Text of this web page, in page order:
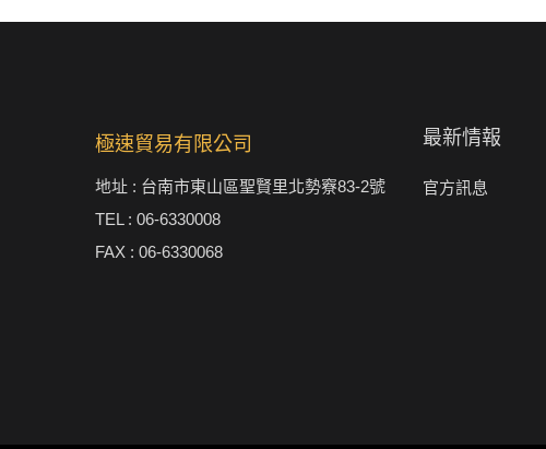
極速貿易有限公司
地址 : 台南市東山區聖賢里北勢竂83-2號
TEL : 06-6330008
FAX : 06-6330068
最新情報
官方訊息